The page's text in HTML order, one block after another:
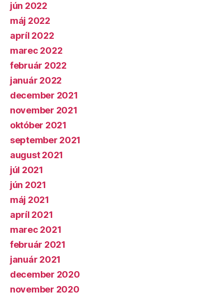
jún 2022
máj 2022
apríl 2022
marec 2022
február 2022
január 2022
december 2021
november 2021
október 2021
september 2021
august 2021
júl 2021
jún 2021
máj 2021
apríl 2021
marec 2021
február 2021
január 2021
december 2020
november 2020